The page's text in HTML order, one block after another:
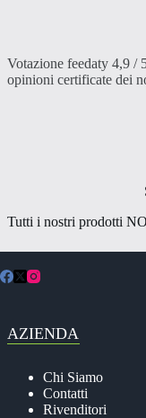
Votazione feedaty 4,9 /
opinioni certificate dei
Tutti i nostri prodotti
AZIENDA
Chi Siamo
Contatti
Rivenditori